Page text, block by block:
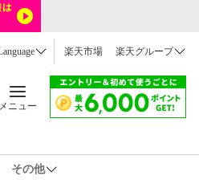
楽天市場 楽天グループ
メニュー
その他